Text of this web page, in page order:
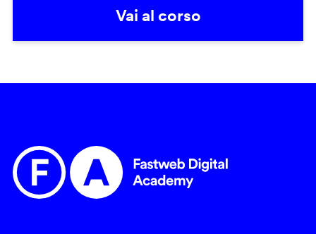
Vai al corso